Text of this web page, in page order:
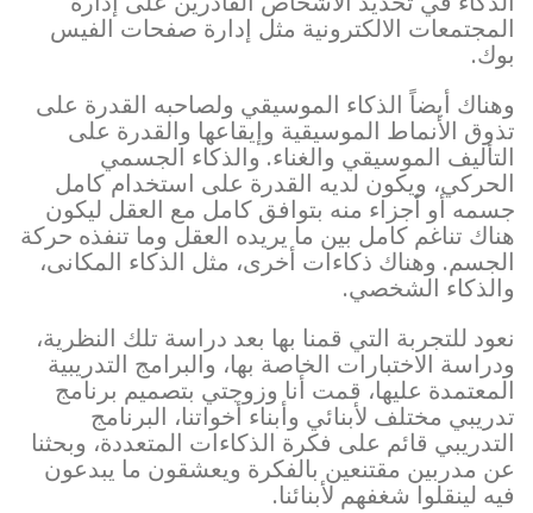
المجتمعات الالكترونية مثل إدارة صفحات الفيس
بوك.
وهناك أيضاً الذكاء الموسيقي ولصاحبه القدرة على
تذوق الأنماط الموسيقية وإيقاعها والقدرة على
التأليف الموسيقي والغناء. والذكاء الجسمي
الحركي، ويكون لديه القدرة على استخدام كامل
جسمه أو أجزاء منه بتوافق كامل مع العقل ليكون
هناك تناغم كامل بين ما يريده العقل وما تنفذه حركة
الجسم. وهناك ذكاءات أخرى، مثل الذكاء المكانى،
والذكاء الشخصي.
نعود للتجربة التي قمنا بها بعد دراسة تلك النظرية،
ودراسة الاختبارات الخاصة بها، والبرامج التدريبية
المعتمدة عليها، قمت أنا وزوجتي بتصميم برنامج
تدريبي مختلف لأبنائي وأبناء أخواتنا، البرنامج
التدريبي قائم على فكرة الذكاءات المتعددة، وبحثنا
عن مدربين مقتنعين بالفكرة ويعشقون ما يبدعون
فيه لينقلوا شغفهم لأبنائنا.